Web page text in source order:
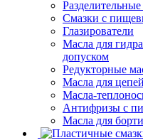
Смазки с
Глазирователи
Масла для
допуском
Редукторные
Масла для
Масла-
Антифризы с
Масла для